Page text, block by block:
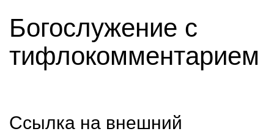
Богослужение с
тифлокомментарием
Ссылка на внешний